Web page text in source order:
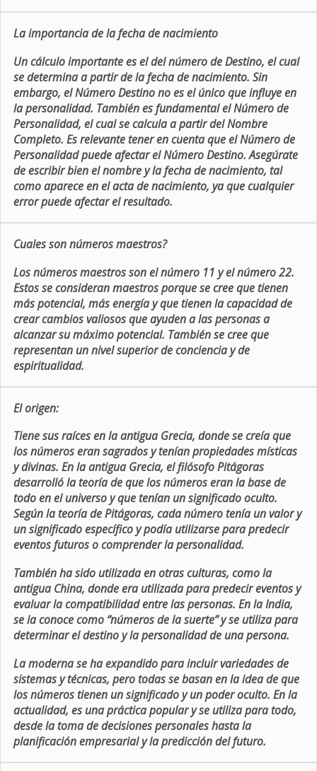
La importancia de la fecha de nacimiento
Un cálculo importante es el del número de Destino, el cual
se determina a partir de la fecha de nacimiento. Sin
embargo, el Número Destino no es el único que influye en
la personalidad. También es fundamental el Número de
Personalidad, el cual se calcula a partir del Nombre
Completo. Es relevante tener en cuenta que el Número de
Personalidad puede afectar el Número Destino. Asegúrate
de escribir bien el nombre y la fecha de nacimiento, tal
como aparece en el acta de nacimiento, ya que cualquier
error puede afectar el resultado.
Cuales son números maestros?
Los números maestros son el número 11 y el número 22.
Estos se consideran maestros porque se cree que tienen
más potencial, más energía y que tienen la capacidad de
crear cambios valiosos que ayuden a las personas a
alcanzar su máximo potencial. También se cree que
representan un nivel superior de conciencia y de
espiritualidad.
El origen:
Tiene sus raíces en la antigua Grecia, donde se creía que
los números eran sagrados y tenían propiedades místicas
y divinas. En la antigua Grecia, el filósofo Pitágoras
desarrolló la teoría de que los números eran la base de
todo en el universo y que tenían un significado oculto.
Según la teoría de Pitágoras, cada número tenía un valor y
un significado específico y podía utilizarse para predecir
eventos futuros o comprender la personalidad.
También ha sido utilizada en otras culturas, como la
antigua China, donde era utilizada para predecir eventos y
evaluar la compatibilidad entre las personas. En la India,
se la conoce como “números de la suerte” y se utiliza para
determinar el destino y la personalidad de una persona.
La moderna se ha expandido para incluir variedades de
sistemas y técnicas, pero todas se basan en la idea de que
los números tienen un significado y un poder oculto. En la
actualidad, es una práctica popular y se utiliza para todo,
desde la toma de decisiones personales hasta la
planificación empresarial y la predicción del futuro.